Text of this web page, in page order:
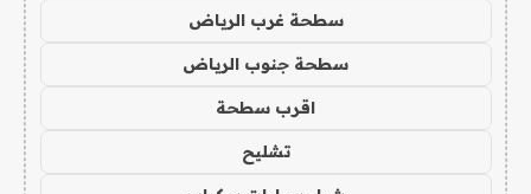
سطحة غرب الرياض
سطحة جنوب الرياض
اقرب سطحة
تشليح